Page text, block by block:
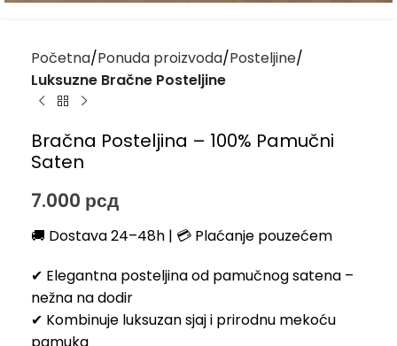
Početna Ponuda proizvoda Posteljine
Luksuzne Bračne Posteljine
Bračna Posteljina – 100% Pamučni
Saten
7.000 рсд
🚚 Dostava 24–48h | 💳 Plaćanje pouzećem
✔ Elegantna posteljina od pamučnog satena –
nežna na dodir
✔ Kombinuje luksuzan sjaj i prirodnu mekoću
pamuka